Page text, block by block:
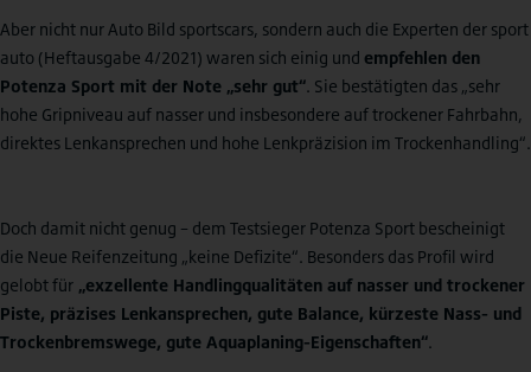
Aber nicht nur Auto Bild sportscars, sondern auch die Experten der sport
auto (Heftausgabe 4/2021) waren sich einig und empfehlen den
Potenza Sport mit der Note „sehr gut“. Sie bestätigten das „sehr
hohe Gripniveau auf nasser und insbesondere auf trockener Fahrbahn,
direktes Lenkansprechen und hohe Lenkpräzision im Trockenhandling“.
Doch damit nicht genug – dem Testsieger Potenza Sport bescheinigt
die Neue Reifenzeitung „keine Defizite“. Besonders das Profil wird
gelobt für „exzellente Handlingqualitäten auf nasser und trockener
Piste, präzises Lenkansprechen, gute Balance, kürzeste Nass- und
Trockenbremswege, gute Aquaplaning-Eigenschaften“.